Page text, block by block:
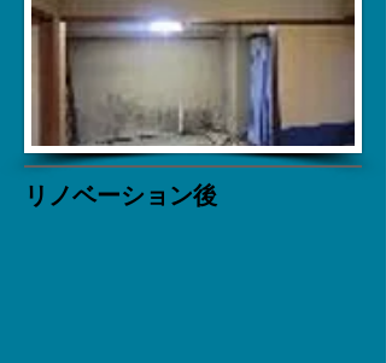
リノベーション後